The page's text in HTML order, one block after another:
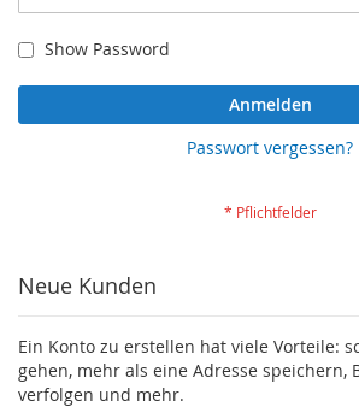
Show Password
Anmelden
Passwort vergessen?
Neue Kunden
Ein Konto zu erstellen hat viele Vorteile:
gehen, mehr als eine Adresse speichern,
verfolgen und mehr.